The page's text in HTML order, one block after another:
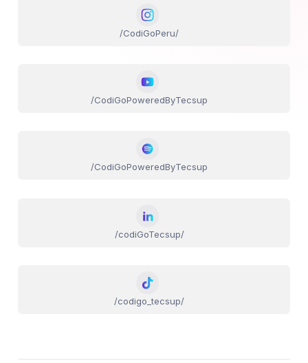
/CodiGoPeru/
/CodiGoPoweredByTecsup
/CodiGoPoweredByTecsup
/codiGoTecsup/
/codigo_tecsup/